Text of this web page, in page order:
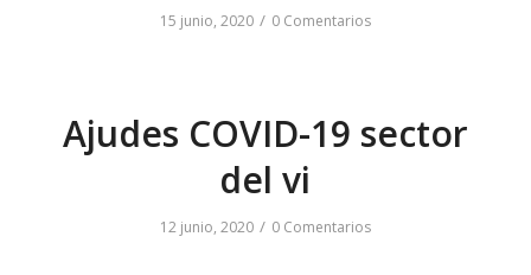
15 junio, 2020 / 0 Comentarios
Ajudes COVID-19 sector
del vi
12 junio, 2020 / 0 Comentarios